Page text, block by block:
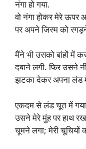
नंगा हो गया.
वो नंगा होकर मेरे ऊपर
पर अपने जिस्म को
मैंने भी उसको बांहों में
दबाने लगी. फिर उसने
झटका देकर अपना लंड
एकदम से लंड चूत में गया
उसने मेरे मुंह पर हाथ
चूमने लगा; मेरी चूचियों